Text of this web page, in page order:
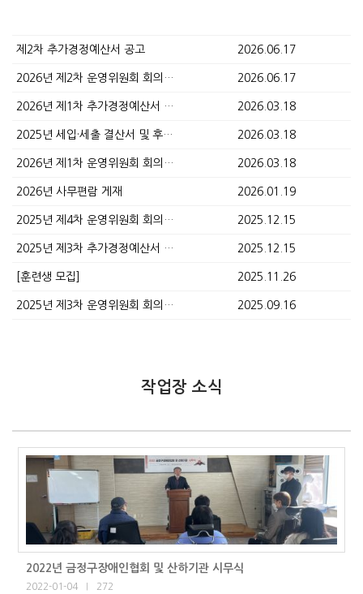
제2차 추가경정예산서 공고 2026.06.17
2026년 제2차 운영위원회 회의록 공고 2026.06.17
2026년 제1차 추가경정예산서 공고 2026.03.18
2025년 세입·세출 결산서 및 후원금·품 수입·사용내역서 공고 2026.03.18
2026년 제1차 운영위원회 회의록 공고 2026.03.18
2026년 사무편람 게재 2026.01.19
2025년 제4차 운영위원회 회의록 공고 2025.12.15
2025년 제3차 추가경정예산서 및 2026년 본예산서 공고 2025.12.15
[훈련생 모집] 2025.11.26
2025년 제3차 운영위원회 회의록 공고 2025.09.16
작업장 소식
2022년 금정구장애인협회 및 산하기관 시무식
2022-01-04 272